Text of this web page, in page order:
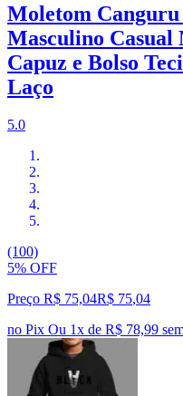
Moletom
Masculino
Capuz e Bolso
Laço
5.0
(100)
5% OFF
Preço R$ 75,04R$ 75,04
no Pix Ou 1x de R$ 78,99